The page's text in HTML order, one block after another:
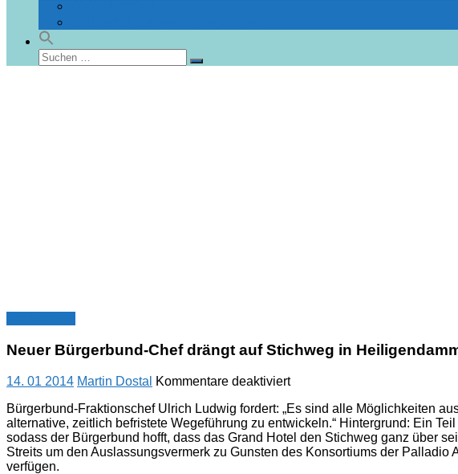
Suchen
nach:
Suchen
Neuer Bürgerbund-Chef drängt auf Stichweg in
14. 01 2014 Martin Dostal Kommentare deaktiviertfür
Bürgerbund-
Chef
drängt
auf
Bürgerbund-Fraktionschef Ulrich Ludwig fordert: „Es sind alle Möglichkeiten
alternative, zeitlich befristete Wegeführung zu entwickeln.“ Hintergrund: Ein
sodass der Bürgerbund hofft, dass das Grand Hotel den Stichweg ganz über
Streits um den Auslassungsvermerk zu Gunsten des Konsortiums der
verfügen.